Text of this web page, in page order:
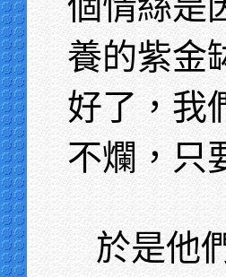
養的紫金
好了，我
不爛，只
於是他